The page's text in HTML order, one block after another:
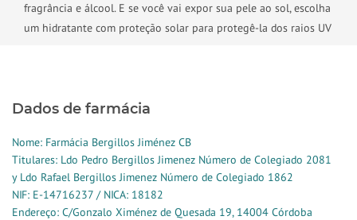
fragrância e álcool. E se você vai expor sua pele ao sol, escolha
um hidratante com proteção solar para protegê-la dos raios UV
Dados de farmácia
Nome: Farmácia Bergillos Jiménez CB
Titulares: Ldo Pedro Bergillos Jimenez Número de Colegiado 2081
y Ldo Rafael Bergillos Jimenez Número de Colegiado 1862
NIF: E-14716237 / NICA: 18182
Endereço: C/Gonzalo Ximénez de Quesada 19, 14004 Córdoba